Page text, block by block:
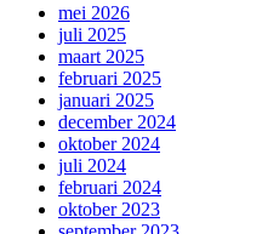
mei 2026
juli 2025
maart 2025
februari 2025
januari 2025
december 2024
oktober 2024
juli 2024
februari 2024
oktober 2023